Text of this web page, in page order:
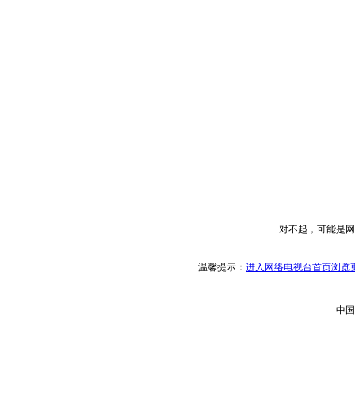
对不起，可能是
温馨提示： 进入网络电视台首页浏览
中